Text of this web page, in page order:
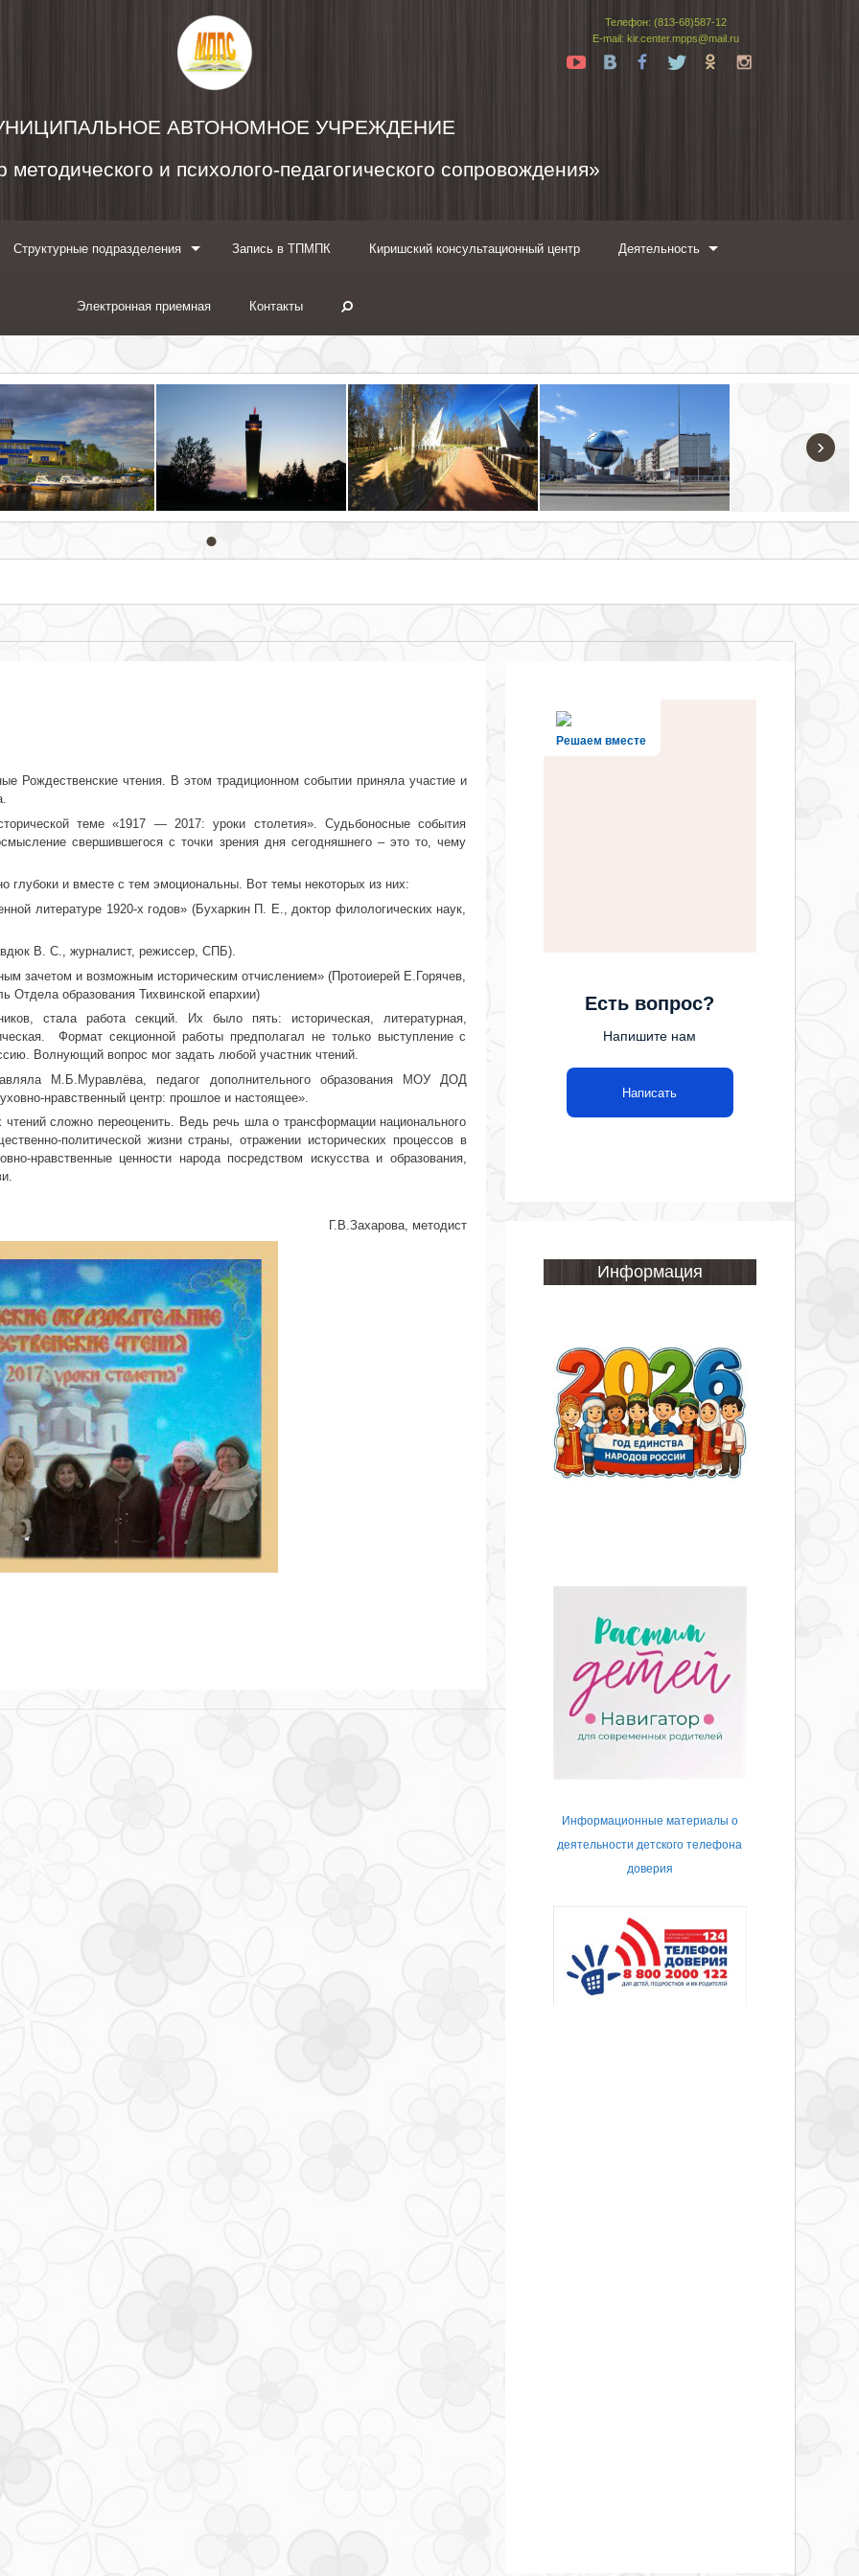
Телефон: (813-68)587-12
E-mail: kir.center.mpps@mail.ru
Yt
Tw
АВТОНОМНОЕ УЧРЕЖДЕНИЕ
и психолого-педагогического сопровождения»
Структурные подразделения Запись в ТПМПК Киришский консультационный центр Деятельность
Электронная приемная Контакты
›
Рождественские чтения. В этом традиционном событии приняла участие и
теме «1917 — 2017: уроки столетия». Судьбоносные события
свершившегося с точки зрения дня сегодняшнего – это то, чему
глубоки и вместе с тем эмоциональны. Вот темы некоторых из них:
литературе 1920-х годов» (Бухаркин П. Е., доктор филологических наук,
В. С., журналист, режиссер, СПБ).
зачетом и возможным историческим отчислением» (Протоиерей Е.Горячев,
Отдела образования Тихвинской епархии)
стала работа секций. Их было пять: историческая, литературная,
Формат секционной работы предполагал не только выступление с
Волнующий вопрос мог задать любой участник чтений.
М.Б.Муравлёва, педагог дополнительного образования МОУ ДОД
нравственный центр: прошлое и настоящее».
сложно переоценить. Ведь речь шла о трансформации национального
политической жизни страны, отражении исторических процессов в
нравственные ценности народа посредством искусства и образования,
Г.В.Захарова, методист
Решаем вместе
Есть вопрос?
Напишите нам
Написать
Информация
Информационные материалы о
деятельности детского телефона
доверия